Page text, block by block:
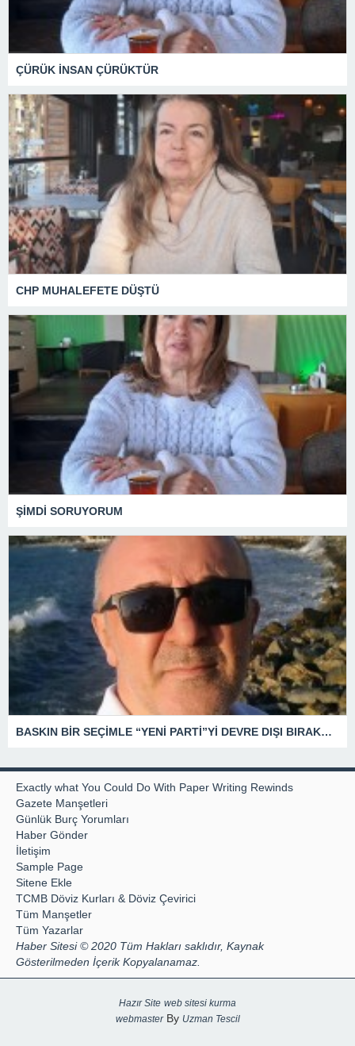
ÇÜRÜK İNSAN ÇÜRÜKTÜR
CHP MUHALEFETE DÜŞTÜ
ŞİMDİ SORUYORUM
BASKIN BİR SEÇİMLE “YENİ PARTİ”Yİ DEVRE DIŞI BIRAKMAK İÇİN DÜĞMEYE Mİ BASILDI?
Exactly what You Could Do With Paper Writing Rewinds
Gazete Manşetleri
Günlük Burç Yorumları
Haber Gönder
İletişim
Sample Page
Sitene Ekle
TCMB Döviz Kurları & Döviz Çevirici
Tüm Manşetler
Tüm Yazarlar
Haber Sitesi © 2020 Tüm Hakları saklıdır, Kaynak
Gösterilmeden İçerik Kopyalanamaz.
Hazır Site web sitesi kurma
webmasterBy Uzman Tescil